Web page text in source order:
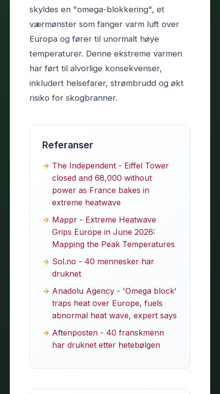
skyldes en "omega-blokkering", et
værmønster som fanger varm luft over
Europa og fører til unormalt høye
temperaturer. Denne ekstreme varmen
har ført til alvorlige konsekvenser,
inkludert helsefarer, strømbrudd og økt
risiko for skogbranner.
Referanser
The Independent - Eiffel Tower
closed and 68,000 without
power as France bakes in
extreme heatwave
Mappr - Extreme Heatwave
Grips Europe in June 2026:
Mapping the Peak Temperatures
Sol.no - 40 mennesker har
druknet
Anadolu Agency - 'Omega block'
traps heat over Europe, fuels
abnormal heat wave, expert says
Aftenposten - 40 franskmenn
har druknet etter hetebølgen